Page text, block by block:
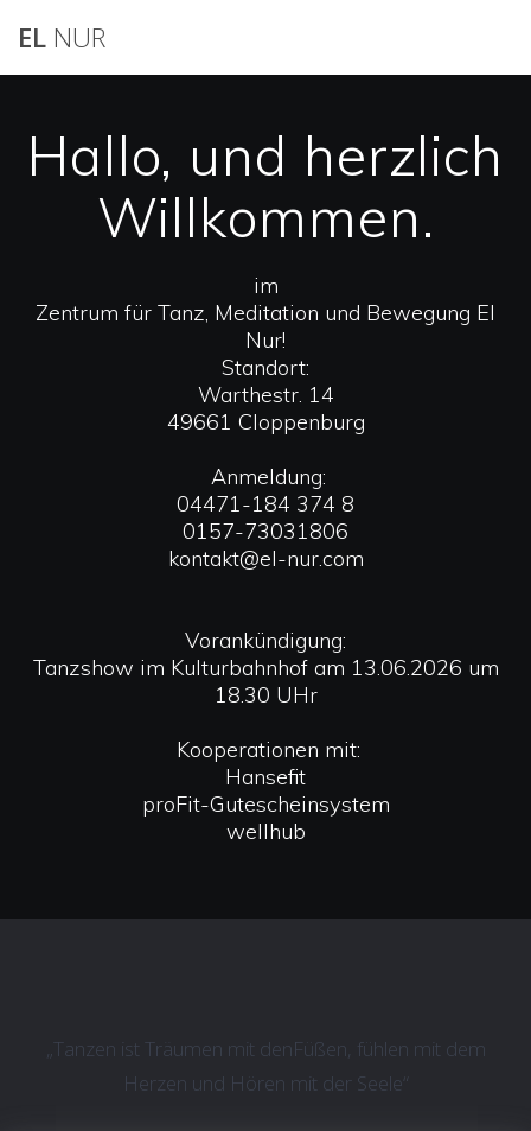
EL NUR
Hallo, und herzlich
Willkommen.
im
Zentrum für Tanz, Meditation und Bewegung El
Nur!
Standort:
Warthestr. 14
49661 Cloppenburg
Anmeldung:
04471-184 374 8
0157-73031806
kontakt@el-nur.com
Vorankündigung:
Tanzshow im Kulturbahnhof am 13.06.2026 um
18.30 UHr
Kooperationen mit:
Hansefit
proFit-Gutescheinsystem
wellhub
„Tanzen ist Träumen mit denFüßen, fühlen mit dem
Herzen und Hören mit der Seele“